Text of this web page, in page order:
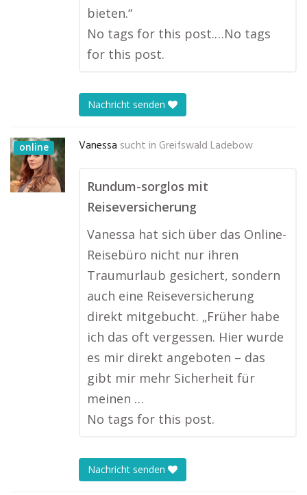
bieten.“
No tags for this post.…No tags
for this post.
Nachricht senden
online Vanessa sucht in Greifswald Ladebow
Rundum-sorglos mit
Reiseversicherung
Vanessa hat sich über das Online-
Reisebüro nicht nur ihren
Traumurlaub gesichert, sondern
auch eine Reiseversicherung
direkt mitgebucht. „Früher habe
ich das oft vergessen. Hier wurde
es mir direkt angeboten – das
gibt mir mehr Sicherheit für
meinen …
No tags for this post.
Nachricht senden